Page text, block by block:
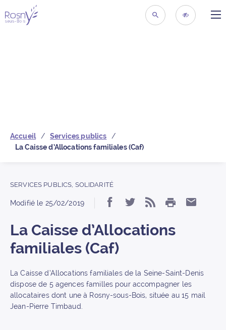
Retour à la pageRECHERCHER
Accueil
Services publics
La Caisse d’Allocations familiales (Caf)
SERVICES PUBLICS, SOLIDARITÉ
Modifié le 25/02/2019 Partager « La Caisse
Partager « La
S’abonner
IMPRIMER
La Caisse d’Allocations
familiales (Caf)
La Caisse d’Allocations familiales de la Seine-Saint-Denis
dispose de 5 agences familles pour accompagner les
allocataires dont une à Rosny-sous-Bois, située au 15 mail
Jean-Pierre Timbaud.